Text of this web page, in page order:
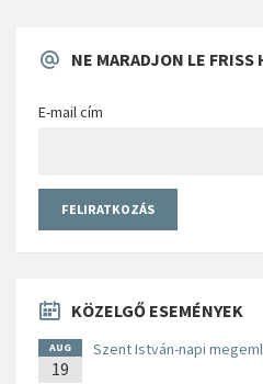
NE MARADJON LE
E-mail cím
KÖZELGŐ ESEMÉNYEK
AUG
19
Szent István-napi